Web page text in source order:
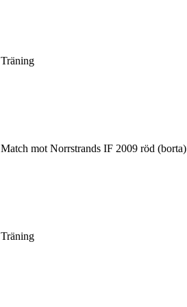
Träning
Match mot Norrstrands IF 2009 röd (borta)
Träning